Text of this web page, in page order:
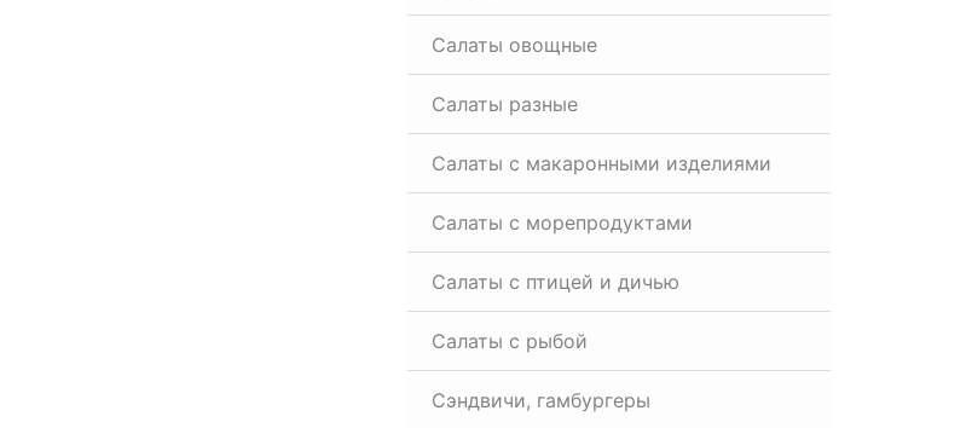
Салаты овощные
Салаты разные
Салаты с макаронными изделиями
Салаты с морепродуктами
Салаты с птицей и дичью
Салаты с рыбой
Сэндвичи, гамбургеры